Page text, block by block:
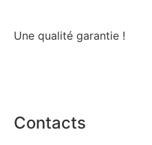
Une qualité garantie !
Contacts